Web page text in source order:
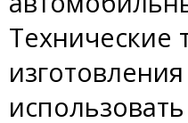
Технические